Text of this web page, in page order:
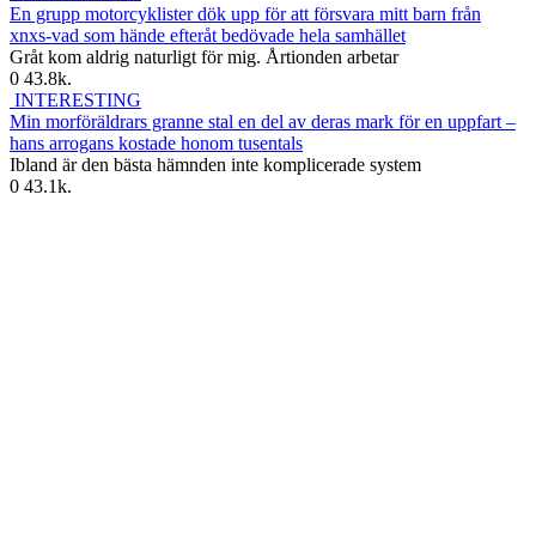
En grupp motorcyklister dök upp för att försvara mitt barn från
xnxs-vad som hände efteråt bedövade hela samhället
Gråt kom aldrig naturligt för mig. Årtionden arbetar
0 43.8k.
INTERESTING
Min morföräldrars granne stal en del av deras mark för en uppfart –
hans arrogans kostade honom tusentals
Ibland är den bästa hämnden inte komplicerade system
0 43.1k.